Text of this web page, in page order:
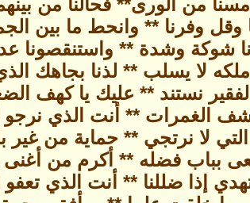
من الورى** فحالنا من
وفرنا ** وانحط ما بين
شوكة وشدة ** واستنقصونا
لا يسلب ** لذنا بجاهك
نستند ** عليك يا كهف
الغمرات ** أنت الذي
التي لا نرتجي ** حماية من غير
بباب فضله ** أكرم من أغنى
إذا ضللنا ** أنت الذي تعفو